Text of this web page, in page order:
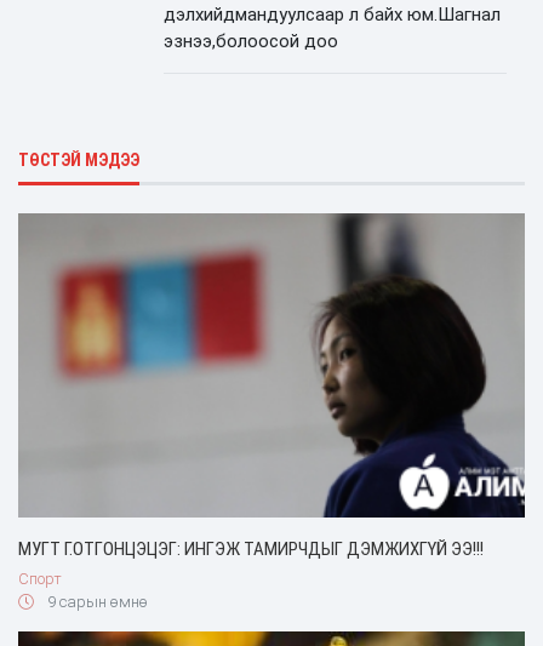
дэлхийдмандуулсаар л байх юм.Шагнал
эзнээ,болоосой доо
ТӨСТЭЙ МЭДЭЭ
МУГТ Г.ОТГОНЦЭЦЭГ: ИНГЭЖ ТАМИРЧДЫГ ДЭМЖИХГҮЙ ЭЭ!!!
Спорт
9 сарын өмнө